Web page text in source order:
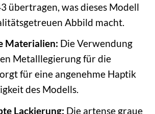
übertragen, was dieses Modell
Abbild macht.
Materialien: Die Verwendung
Metalllegierung für die
für eine angenehme Haptik
des Modells.
Lackierung: Die artense graue